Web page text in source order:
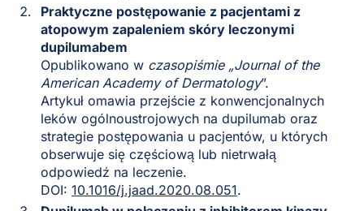
Praktyczne postępowanie z pacjentami z
atopowym zapaleniem skóry leczonymi
dupilumabem
Opublikowano w czasopiśmie „Journal of the
American Academy of Dermatology”.
Artykuł omawia przejście z konwencjonalnych
leków ogólnoustrojowych na dupilumab oraz
strategie postępowania u pacjentów, u których
obserwuje się częściową lub nietrwałą
odpowiedź na leczenie.
DOI: 10.1016/j.jaad.2020.08.051.